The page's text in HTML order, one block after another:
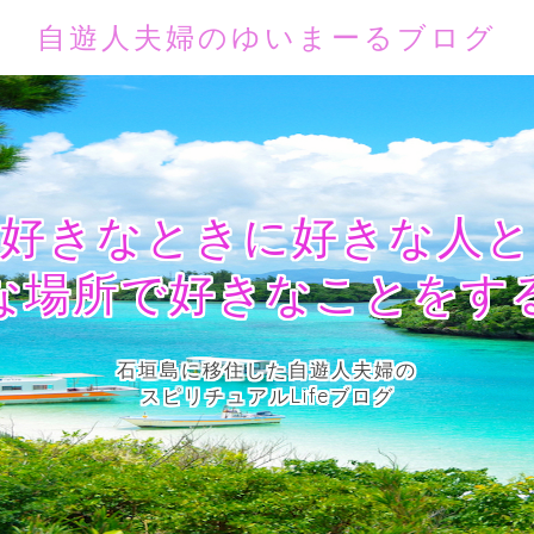
自遊人夫婦のゆいまーるブログ
好きなときに好きな人と
場所で好きなことをす
石垣島に移住した自遊人夫婦の
スピリチュアルLifeブログ